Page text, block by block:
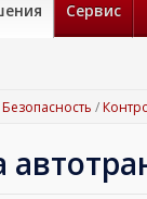
Сервис
Безопасность /